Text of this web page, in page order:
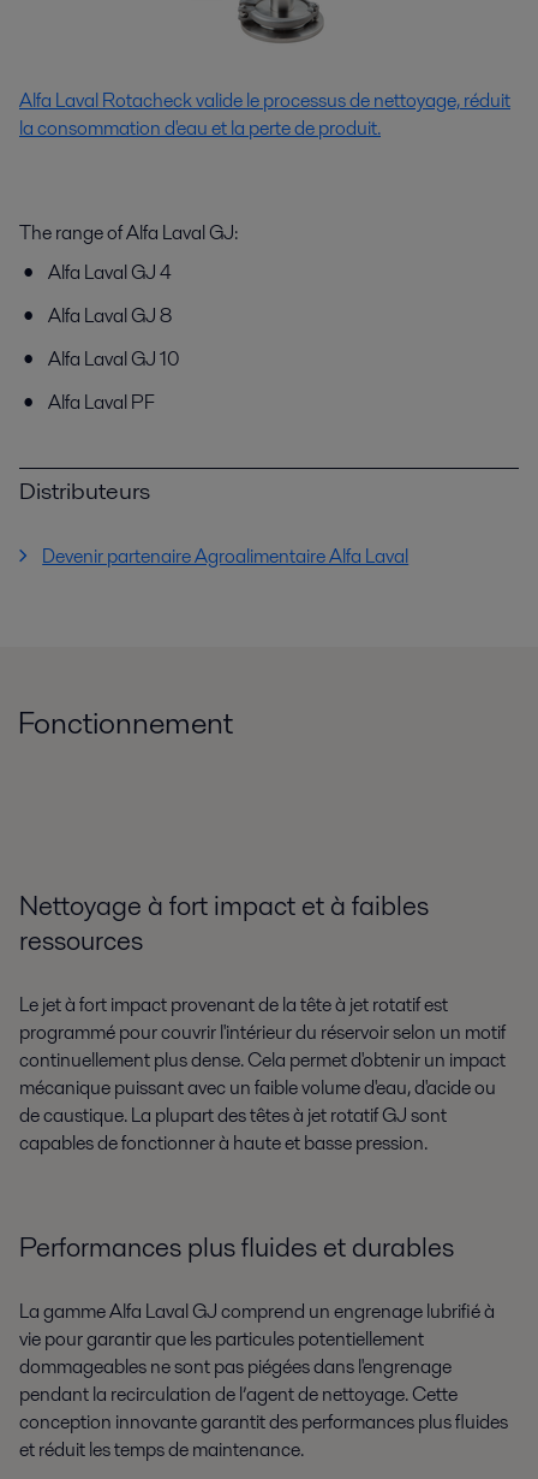
Alfa Laval Rotacheck valide le processus de nettoyage, réduit
la consommation d'eau et la perte de produit.
The range of Alfa Laval GJ:
Alfa Laval GJ 4
Alfa Laval GJ 8
Alfa Laval GJ 10
Alfa Laval PF
Distributeurs
Devenir partenaire Agroalimentaire Alfa Laval
Fonctionnement
Nettoyage à fort impact et à faibles
ressources
Le jet à fort impact provenant de la tête à jet rotatif est
programmé pour couvrir l'intérieur du réservoir selon un motif
continuellement plus dense. Cela permet d'obtenir un impact
mécanique puissant avec un faible volume d'eau, d'acide ou
de caustique. La plupart des têtes à jet rotatif GJ sont
capables de fonctionner à haute et basse pression.
Performances plus fluides et durables
La gamme Alfa Laval GJ comprend un engrenage lubrifié à
vie pour garantir que les particules potentiellement
dommageables ne sont pas piégées dans l'engrenage
pendant la recirculation de l’agent de nettoyage. Cette
conception innovante garantit des performances plus fluides
et réduit les temps de maintenance.